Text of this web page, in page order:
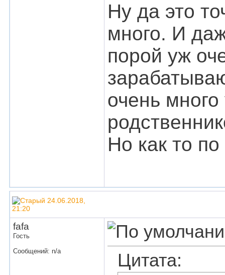
Ну да это
много. И
порой уж
очень
Но как то
24.06.2018,
21:20
fafa
Гость
Сообщений: n/a
Цитата: